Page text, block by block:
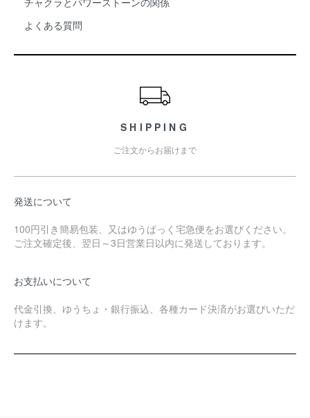
よくある質問
SHIPPING
ご注文からお届けまで
発送について
100円引き簡易包装、又はゆうぱっく宅急便をお選びください。
ご注文確定後、翌日～3日営業日以内に発送しております。
お支払いについて
代金引換、ゆうちょ・銀行振込、各種カード決済がお選びいただ
けます。